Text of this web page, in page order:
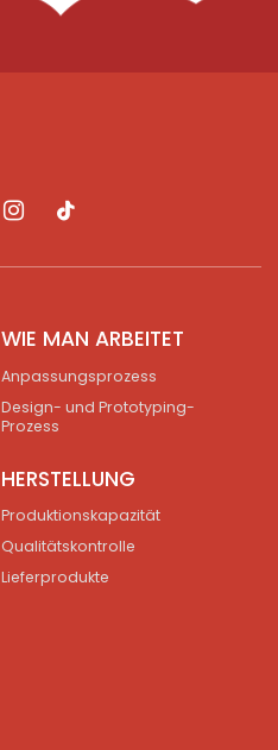
WIE MAN ARBEITET
Anpassungsprozess
Design- und Prototyping-
Prozess
HERSTELLUNG
Produktionskapazität
Qualitätskontrolle
Lieferprodukte